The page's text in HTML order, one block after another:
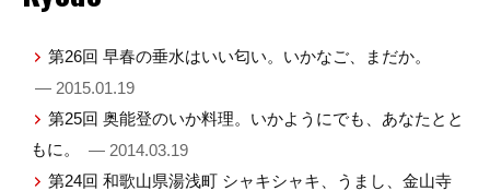
第26回 早春の垂水はいい匂い。いかなご、まだか。
— 2015.01.19
第25回 奥能登のいか料理。いかようにでも、あなたとと
もに。
— 2014.03.19
第24回 和歌山県湯浅町 シャキシャキ、うまし、金山寺